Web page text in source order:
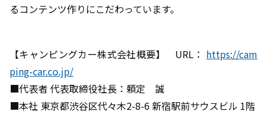
るコンテンツ作りにこだわっています。
【キャンピングカー株式会社概要】 URL： https://cam
ping-car.co.jp/
■代表者 代表取締役社長：頼定 誠
■本社 東京都渋谷区代々木2-8-6 新宿駅前サウスビル 1階